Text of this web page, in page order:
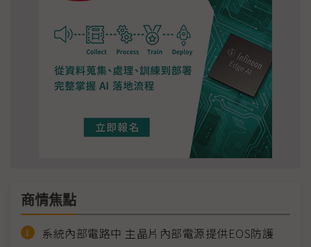
商情焦點
系統內部電路中 主晶片內部電源提供EOS防護